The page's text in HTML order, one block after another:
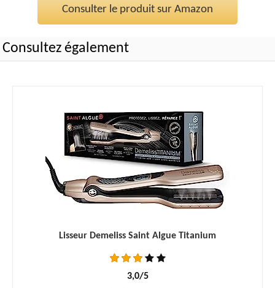
Consulter le produit sur Amazon
Consultez également
Lisseur Demeliss Saint Algue Titanium
3,0/5